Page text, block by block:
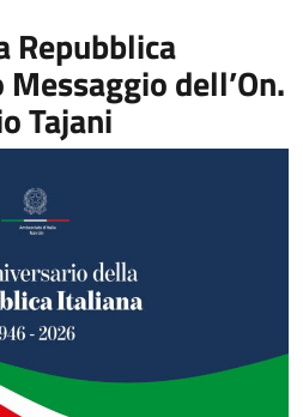
Repubblica
dell’On.
Tajani